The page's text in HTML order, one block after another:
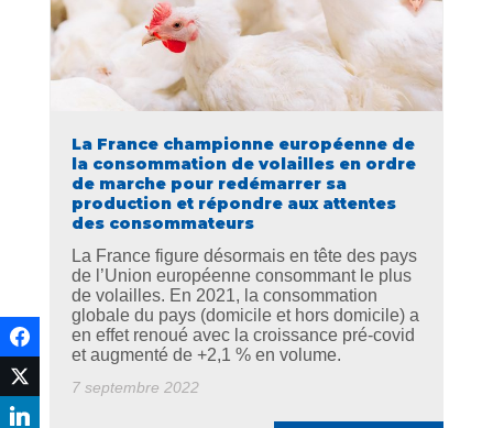
La France championne européenne de
la consommation de volailles en ordre
de marche pour redémarrer sa
production et répondre aux attentes
des consommateurs
La France figure désormais en tête des pays
de l’Union européenne consommant le plus
de volailles. En 2021, la consommation
globale du pays (domicile et hors domicile) a
en effet renoué avec la croissance pré-covid
et augmenté de +2,1 % en volume.
7 septembre 2022